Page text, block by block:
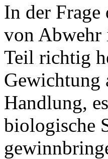
In der
von Abwehr
Teil richtig
Gewichtung
Handlung,
biologische